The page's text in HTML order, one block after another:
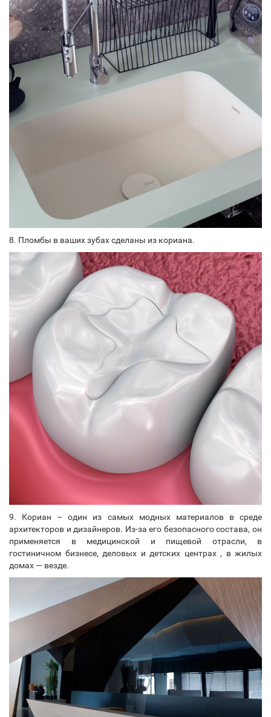
8. Пломбы в ваших зубах сделаны из кориана.
9. Кориан – один из самых модных материалов в среде
архитекторов и дизайнеров. Из-за его безопасного состава, он
применяется в медицинской и пищевой отрасли, в
гостиничном бизнесе, деловых и детских центрах , в жилых
домах — везде.